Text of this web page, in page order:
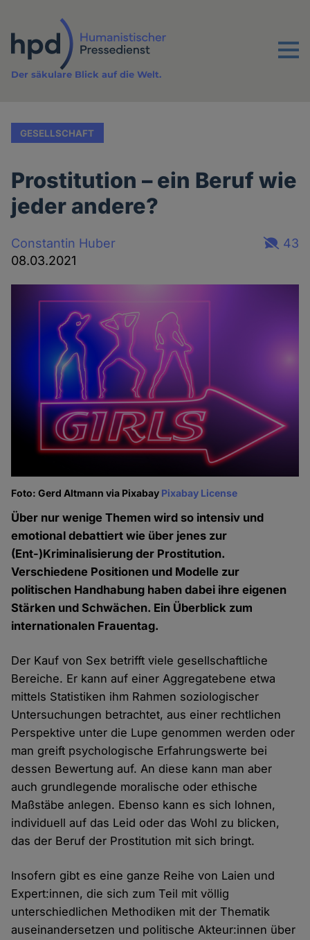
Inhalt
Menu
Der säkulare Blick auf die Welt.
GESELLSCHAFT
Prostitution – ein Beruf wie
jeder andere?
Constantin Huber
08.03.2021
43
Foto: Gerd Altmann via Pixabay Pixabay License
Über nur wenige Themen wird so intensiv und
emotional debattiert wie über jenes zur
(Ent-)Kriminalisierung der Prostitution.
Verschiedene Positionen und Modelle zur
politischen Handhabung haben dabei ihre eigenen
Stärken und Schwächen. Ein Überblick zum
internationalen Frauentag.
Der Kauf von Sex betrifft viele gesellschaftliche
Bereiche. Er kann auf einer Aggregatebene etwa
mittels Statistiken ihm Rahmen soziologischer
Untersuchungen betrachtet, aus einer rechtlichen
Perspektive unter die Lupe genommen werden oder
man greift psychologische Erfahrungswerte bei
dessen Bewertung auf. An diese kann man aber
auch grundlegende moralische oder ethische
Maßstäbe anlegen. Ebenso kann es sich lohnen,
individuell auf das Leid oder das Wohl zu blicken,
das der Beruf der Prostitution mit sich bringt.
Insofern gibt es eine ganze Reihe von Laien und
Expert:innen, die sich zum Teil mit völlig
unterschiedlichen Methodiken mit der Thematik
auseinandersetzen und politische Akteur:innen über